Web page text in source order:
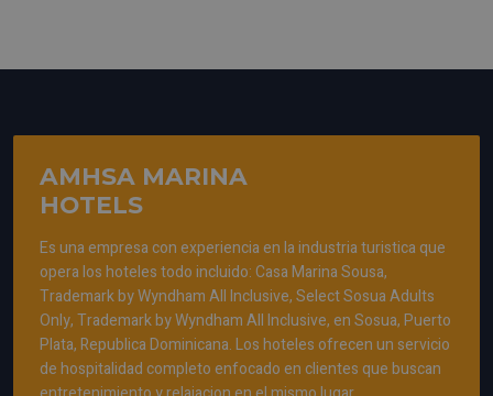
AMHSA MARINA
HOTELS
Es una empresa con experiencia en la industria turistica que
opera los hoteles todo incluido: Casa Marina Sousa,
Trademark by Wyndham All Inclusive, Select Sosua Adults
Only, Trademark by Wyndham All Inclusive, en Sosua, Puerto
Plata, Republica Dominicana. Los hoteles ofrecen un servicio
de hospitalidad completo enfocado en clientes que buscan